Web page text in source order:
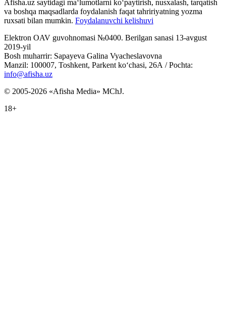
Afisha.uz saytidagi ma‘lumotlarni ko‘paytirish, nusxalash, tarqatish
va boshqa maqsadlarda foydalanish faqat tahririyatning yozma
ruxsati bilan mumkin. Foydalanuvchi kelishuvi
Elektron OAV guvohnomasi №0400. Berilgan sanasi 13-avgust
2019-yil
Bosh muharrir: Sapayeva Galina Vyacheslavovna
Manzil: 100007, Toshkent, Parkent ko‘chasi, 26А / Pochta:
info@afisha.uz
© 2005-2026 «Afisha Media» MChJ.
18+